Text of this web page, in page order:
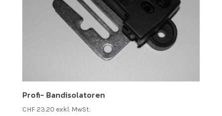
Profi- Bandisolatoren
CHF23.20 exkl. MwSt.